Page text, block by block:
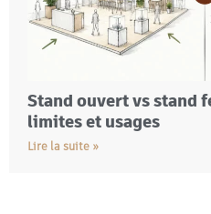
Stand ouvert vs stand
limites et usages
Lire la suite »